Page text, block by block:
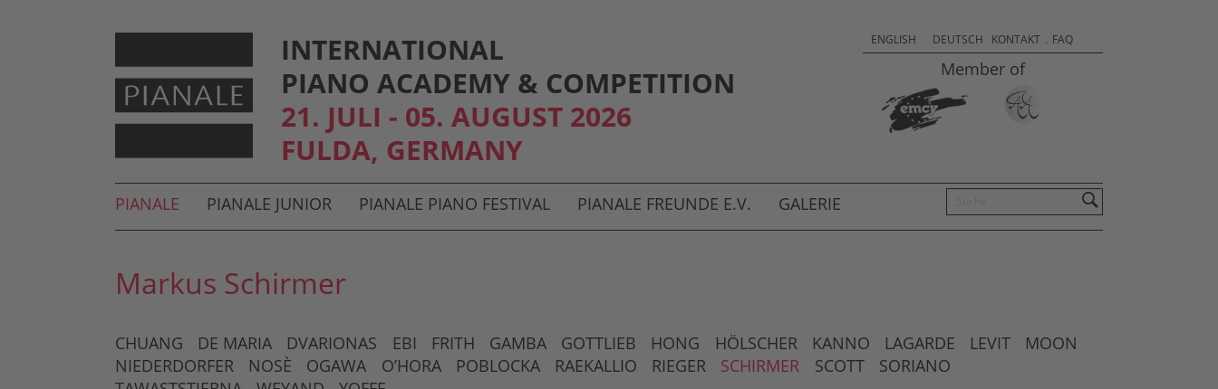
INTERNATIONAL
PIANO ACADEMY & COMPETITION
21. JULI - 05. AUGUST 2026
FULDA, GERMANY
Sprachauswahl & Kontakt
Select
your
ENGLISH DEUTSCH KONTAKT . FAQ
Member of
Hauptmenü und Suche
PIANALE PIANALE JUNIOR PIANALE PIANO FESTIVAL PIANALE FREUNDE E.V. GALERIE
Untermenü
Markus Schirmer
CHUANG DE MARIA DVARIONAS EBI FRITH GAMBA GOTTLIEB HONG HÖLSCHER KANNO LAGARDE LEVIT
MOON
NIEDERDORFER
NOSÈ OGAWA O’HORA POBLOCKA RAEKALLIO RIEGER SCHIRMER SCOTT
SORIANO